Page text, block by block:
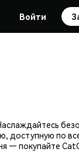
Войти
доступную по
— покупайте